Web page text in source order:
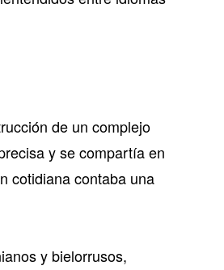
de un complejo
y se compartía en
cotidiana contaba una
y bielorrusos,